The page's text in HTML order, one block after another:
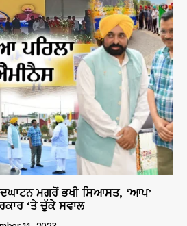
ਮਗਰੋਂ ਭਖੀ ਸਿਆਸਤ, ‘ਆਪ’
‘ਤੇ ਚੁੱਕੇ ਸਵਾਲ